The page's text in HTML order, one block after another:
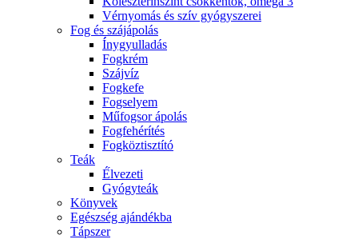
Vérnyomás és szív gyógyszerei
Fog és szájápolás
Í́nygyulladás
Fogkrém
Szájvíz
Fogkefe
Fogselyem
Műfogsor ápolás
Fogfehérítés
Fogköztisztító
Teák
É́lvezeti
Gyógyteák
Könyvek
Egészség ajándékba
Tápszer